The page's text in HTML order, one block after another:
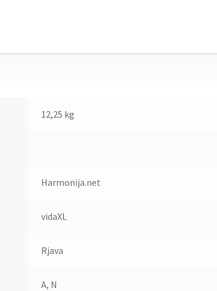
12,25 kg
Harmonija.net
vidaXL
Rjava
A, N